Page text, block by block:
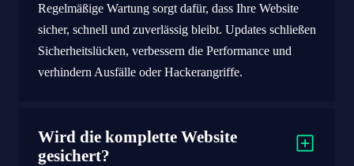
Regelmäßige Wartung sorgt dafür, dass Ihre Website
sicher, schnell und zuverlässig bleibt. Updates schließen
Sicherheitslücken, verbessern die Performance und
verhindern Ausfälle oder Hackerangriffe.
Wird die komplette Website
gesichert?